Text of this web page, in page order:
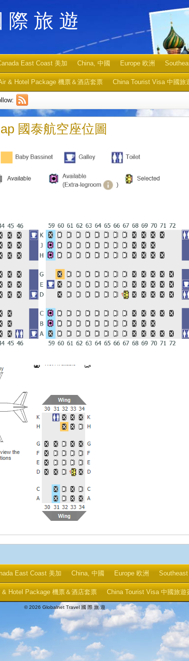
際 旅 遊
East Coast 美加 China, 中國 Europe 欧洲
& Hotel Package 機票＆酒店套票 China Tourist Visa 中國旅
國泰航空座位圖
East Coast 美加 China, 中國 Europe 欧洲
& Hotel Package 機票＆酒店套票 China Tourist Visa 中國旅遊
© 2026 Globalnet Travel 國 際 旅 遊